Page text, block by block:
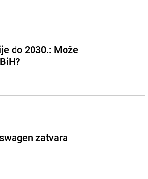
do 2030.: Može
zatvara